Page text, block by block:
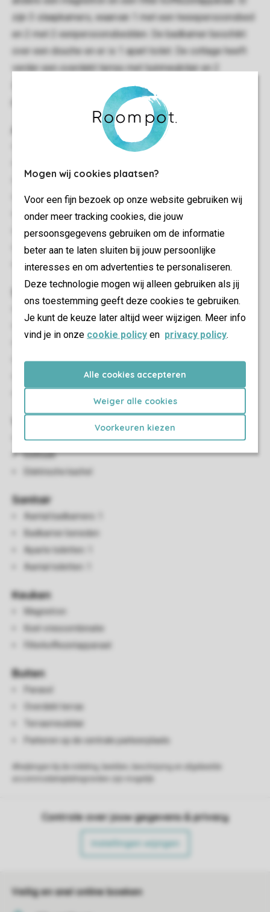
Mogen wij cookies plaatsen?
Voor een fijn bezoek op onze website gebruiken wij
onder meer tracking cookies, die jouw
persoonsgegevens gebruiken om de informatie
beter aan te laten sluiten bij jouw persoonlijke
interesses en om advertenties te personaliseren.
Deze technologie mogen wij alleen gebruiken als jij
ons toestemming geeft deze cookies te gebruiken.
Je kunt de keuze later altijd weer wijzigen. Meer info
vind je in onze cookie policy en privacy policy.
Alle cookies accepteren
Weiger alle cookies
Voorkeuren kiezen
zijn 3 slaapkamers, waarvan 1 met een tweepersoonsbed
en 2 met 2 eenpersoonsbedden. De badkamer beschikt
over een douche en er is 1 apart toilet. De cottage heeft
verder een overdekt terras met tuinmeubilair en 2
zonneligbedden. Parkeren kan op de centrale
Drie slaapkamers
Gelijkvloers
Wifi: Tegen betaling
Geschikt voor 6 personen
Rookvrij
Huisdieren toegestaan
Slaapkamer(s)
Aantal slaapkamers: 3
Slaapkamer beneden
Aantal tweepersoonsbedden: 1
Eénpersoonsbedden: 4
Woon-/eetkamer
Zithoek
Eethoek
Elektrische kachel
Sanitair
Aantal badkamers: 1
Badkamer beneden
Aparte toiletten: 1
Aantal toiletten: 1
Keuken
Magnetron
Koel-vriescombinatie
Filterkoffiezetapparaat
Buiten
Parasol
Overdekt terras
Terrasmeubilair
Parkeren op de centrale parkeerplaats
Controle over jouw gegevens & privacy
Instellingen wijzigen
Veilig en snel online boeken